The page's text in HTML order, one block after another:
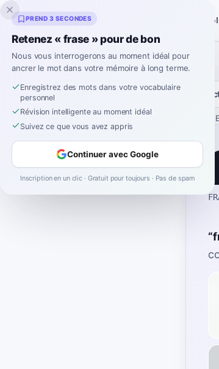
Inklingo Outils
“
PREND 3 SECONDES
Retenez « frase » pour de bon
Nous vous interrogerons au moment idéal pour
ancrer le mot dans votre mémoire à long terme.
Enregistrez des mots dans votre vocabulaire
personnel
Révision intelligente au moment idéal
Suivez ce que vous avez appris
Continuer avec Google
Inscription en un clic · Gratuit pour toujours · Pas de spam